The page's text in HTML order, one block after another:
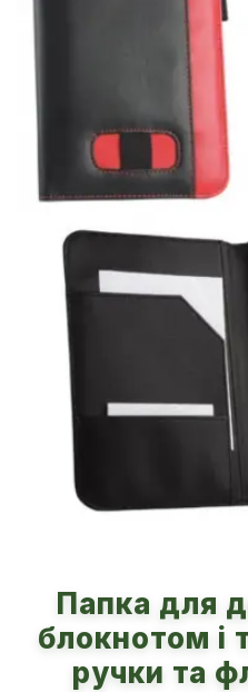
Папка для
блокнотом і
ручки та